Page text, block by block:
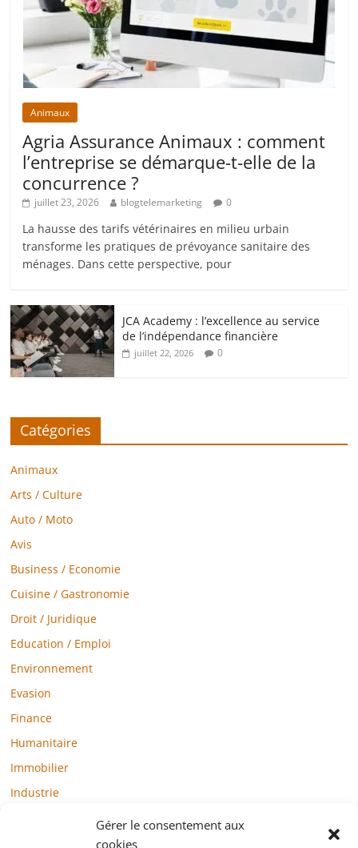
Gérer le consentement aux
cookies
Animaux
Agria Assurance Animaux : comment
l’entreprise se démarque-t-elle de la
concurrence ?
juillet 23, 2026 blogtelemarketing 0
La hausse des tarifs vétérinaires en milieu urbain
transforme les pratiques de prévoyance sanitaire des
ménages. Dans cette perspective, pour
JCA Academy : l’excellence au service
de l’indépendance financière
juillet 22, 2026 0
Catégories
Animaux
Arts / Culture
Auto / Moto
Avis
Business / Economie
Cuisine / Gastronomie
Droit / Juridique
Education / Emploi
Environnement
Evasion
Finance
Humanitaire
Immobilier
Industrie